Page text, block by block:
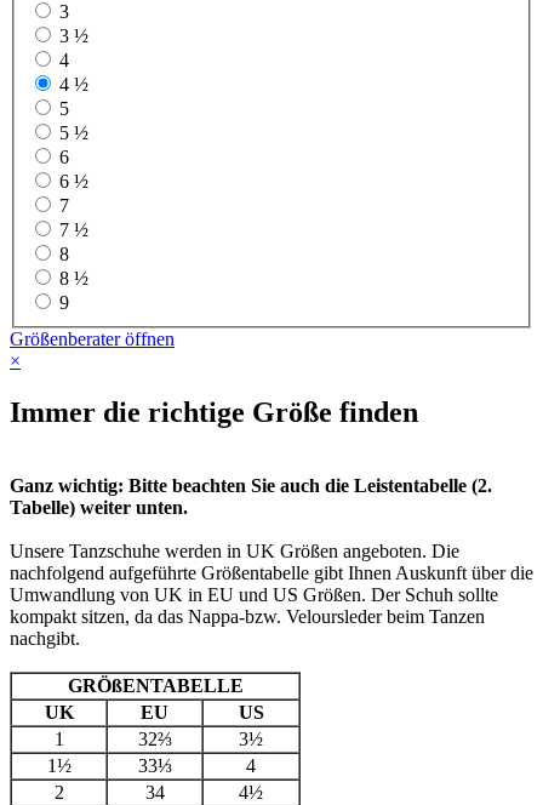
3
3 ½
4
4 ½
5
5 ½
6
6 ½
7
7 ½
8
8 ½
9
Größenberater öffnen
×
Immer die richtige Größe finden
Ganz wichtig: Bitte beachten Sie auch die Leistentabelle (2.
Tabelle) weiter unten.
Unsere Tanzschuhe werden in UK Größen angeboten. Die
nachfolgend aufgeführte Größentabelle gibt Ihnen Auskunft über die
Umwandlung von UK in EU und US Größen. Der Schuh sollte
kompakt sitzen, da das Nappa-bzw. Veloursleder beim Tanzen
nachgibt.
GRÖßENTABELLE
UK
EU
US
1
32⅔
3½
1½
33⅓
4
2
34
4½